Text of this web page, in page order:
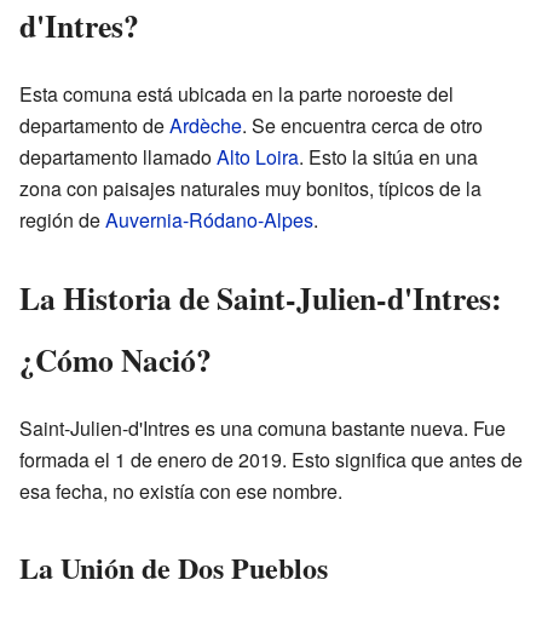
d'Intres?
Esta comuna está ubicada en la parte noroeste del
departamento deArdèche. Se encuentra cerca de otro
departamento llamadoAlto Loira. Esto la sitúa en una
zona con paisajes naturales muy bonitos, típicos de la
región deAuvernia-Ródano-Alpes.
La Historia de Saint-Julien-d'Intres:
¿Cómo Nació?
Saint-Julien-d'Intres es una comuna bastante nueva. Fue
formada el 1 de enero de 2019. Esto significa que antes de
esa fecha, no existía con ese nombre.
La Unión de Dos Pueblos